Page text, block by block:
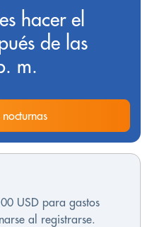
hacer el
de las
m.
USD para gastos
al registrarse.